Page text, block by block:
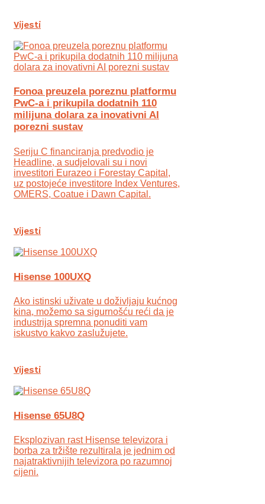
Vijesti
Fonoa preuzela poreznu platformu
PwC-a i prikupila dodatnih 110
milijuna dolara za inovativni AI
porezni sustav
Seriju C financiranja predvodio je
Headline, a sudjelovali su i novi
investitori Eurazeo i Forestay Capital,
uz postojeće investitore Index Ventures,
OMERS, Coatue i Dawn Capital.
Vijesti
Hisense 100UXQ
Ako istinski uživate u doživljaju kućnog
kina, možemo sa sigurnošću reći da je
industrija spremna ponuditi vam
iskustvo kakvo zaslužujete.
Vijesti
Hisense 65U8Q
Eksplozivan rast Hisense televizora i
borba za tržište rezultirala je jednim od
najatraktivnijih televizora po razumnoj
cijeni.